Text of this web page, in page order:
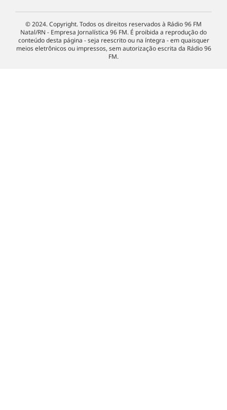
© 2024. Copyright. Todos os direitos reservados à Rádio 96 FM
Natal/RN - Empresa Jornalística 96 FM. É proibida a reprodução do
conteúdo desta página - seja reescrito ou na íntegra - em quaisquer
meios eletrônicos ou impressos, sem autorização escrita da Rádio 96
FM.